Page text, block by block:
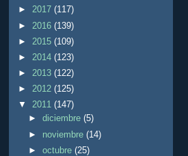
► 2017 (117)
► 2016 (139)
► 2015 (109)
► 2014 (123)
► 2013 (122)
► 2012 (125)
▼ 2011 (147)
►diciembre(5)
► noviembre(14)
►octubre(25)